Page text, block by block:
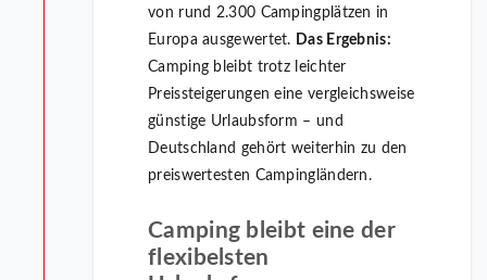
von rund 2.300 Campingplätzen in
Europa ausgewertet. Das Ergebnis:
Camping bleibt trotz leichter
Preissteigerungen eine vergleichsweise
günstige Urlaubsform – und
Deutschland gehört weiterhin zu den
preiswertesten Campingländern.
Camping bleibt eine der
flexibelsten